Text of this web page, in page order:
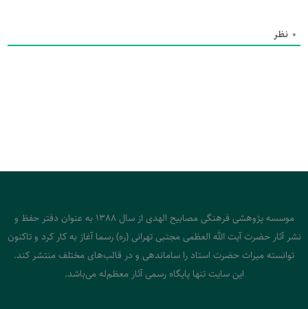
0 نظر
موسسه پژوهشی فرهنگی مصابیح الهدی از سال 1388 به عنوان دفتر حفظ و
نشر آثار حضرت آیت الله العظمی مجتبی تهرانی (ره) رسما آغاز به کار کرد و تاکنون
توانسته میراث حضرت استاد را ساماندهی و در قالب‌های مختلف منتشر کند.
این سایت تنها پایگاه رسمی آثار معظم‌له می‌باشد.